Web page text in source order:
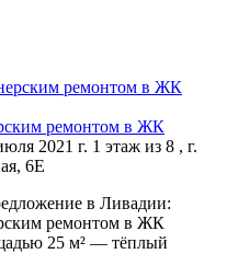
ремонтом в ЖК
2021 г. 1 этаж из 8 , г.
6Е
в Ливадии:
ремонтом в ЖК
25 м² — тёплый